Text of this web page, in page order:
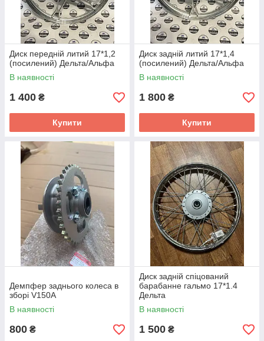
Диск передній литий 17*1,2
(посилений) Дельта/Альфа
В наявності
1 400 ₴
Купити
Диск задній литий 17*1,4
(посилений) Дельта/Альфа
В наявності
1 800 ₴
Купити
Демпфер заднього колеса в
зборі V150A
В наявності
800 ₴
Диск задній спіцований
барабанне гальмо 17*1.4
Дельта
В наявності
1 500 ₴